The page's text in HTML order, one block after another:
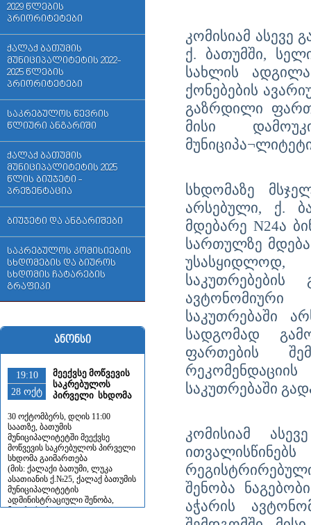
2029 წლების
პრიორიტეტები
ქალაქ ბათუმის
მუნიციპალიტეტის 2022-
2025 წლების
პრიორიტეტები
საკრებულოს წევრის
წლიური ანგარიში
ქალაქ ბათუმის
მუნიციპალიტეტის 2025
წლის ბიუჯეტი -
პრეზენტაცია
ბიუჯეტი და ანგარიშები
საკრებულოს კომისიების
სხდომების და ბიუროს
სხდომის ჩატარების
გრაფიკი
ანონსი
19:10
28 ოქტ
მეექვსე მოწვევის
საკრებულოს
პირველი სხდომა
30 ოქტომბერს, დღის 11:00
საათზე, ბათუმის
მუნიციპალიტეტში მეექვსე
მოწვევის საკრებულოს პირველი
სხდომა გაიმართება
(მის: ქალაქი ბათუმი, ლუკა
ასათიანის ქ.№25, ქალაქ ბათუმის
მუნიციპალიტეტის
ადმინისტრაციული შენობა,
მეორე სართული, ლუკა
კომისიამ ასევე
ქ. ბათუმში,
სახლის
ქონებების
გაზრდილი
მისი
სხდომაზე
არსებული, ქ.
მდებარე N24ა
სართულზე
უსასყიდლოდ,
საკუთრებების
ავტონომიური
საკუთრებაში
სადგომად
ფართების
საკუთრებაში
კომისიამ
რეგისტრირებული
შენობა
აჭარის